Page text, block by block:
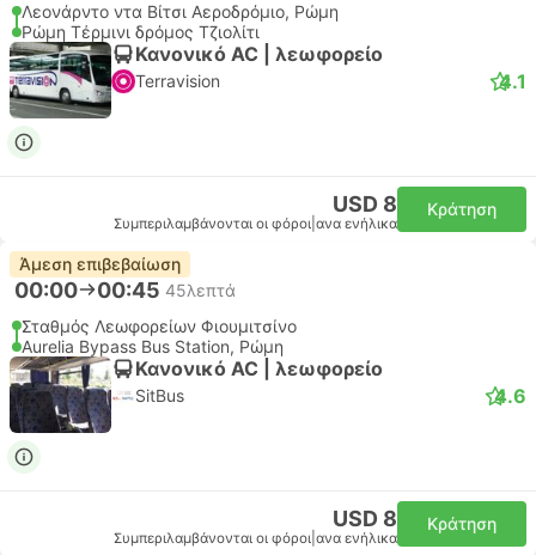
Λεονάρντο ντα Βίτσι Αεροδρόμιο, Ρώμη
Ρώμη Τέρμινι δρόμος Τζιολίτι
Κανονικό AC | λεωφορείο
Terravision 4.1
USD 8
Συμπεριλαμβάνονται οι φόροι ανα ενήλικα
Κράτηση
Άμεση επιβεβαίωση
00:00 00:45 45λεπτά
Σταθμός Λεωφορείων Φιουμιτσίνο
Aurelia Bypass Bus Station, Ρώμη
Κανονικό AC | λεωφορείο
SitBus 4.6
USD 8
Συμπεριλαμβάνονται οι φόροι ανα ενήλικα
Κράτηση